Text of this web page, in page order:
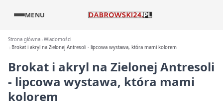
MENU
Strona główna Wiadomości
Brokat i akryl na Zielonej Antresoli - lipcowa wystawa, która mami kolorem
Brokat i akryl na Zielonej Antresoli
- lipcowa wystawa, która mami
kolorem